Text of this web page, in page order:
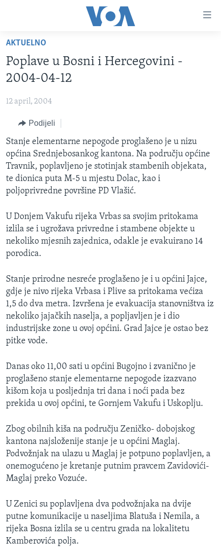
glavni
sadržaj
Pređi
na
glavnu
navigaciju
pretragu
TV PROGRAM
VIDEO
VIJESTI
SJEDINJENE AMERIČKE DRŽAVE
BOSNA I HERCEGOVINA
NAUKA I TEHNOLOGIJA
SPECIJALNI PROJEKTI
KORUPCIJA
SLOBODA MEDIJA
ŽENSKA STRANA
IZBJEGLIČKA STRANA
MAGAZIN
O GLASU AMERIKE
Learning English
PRATITE NAS
AKTUELNO
Poplave u Bosni i Hercegovini -
2004-04-12
12 april, 2004
Podijeli
Stanje elementarne nepogode proglašeno je u nizu
općina Srednjebosankog kantona. Na području općine
Travnik, poplavljeno je stotinjak stambenih objekata,
te dionica puta M-5 u mjestu Dolac, kao i
poljoprivredne površine PD Vlašić.
U Donjem Vakufu rijeka Vrbas sa svojim pritokama
izlila se i ugrožava privredne i stambene objekte u
nekoliko mjesnih zajednica, odakle je evakuirano 14
porodica.
Stanje prirodne nesreće proglašeno je i u općini Jajce,
gdje je nivo rijeka Vrbasa i Plive sa pritokama većiza
1,5 do dva metra. Izvršena je evakuacija stanovništva iz
nekoliko jajačkih naselja, a popljavljen je i dio
industrijske zone u ovoj općini. Grad Jajce je ostao bez
pitke vode.
Danas oko 11,00 sati u općini Bugojno i zvanično je
proglašeno stanje elementarne nepogode izazvano
kišom koja u posljednja tri dana i noći pada bez
prekida u ovoj općini, te Gornjem Vakufu i Uskoplju.
Zbog obilnih kiša na području Zeničko- dobojskog
kantona najsloženije stanje je u općini Maglaj.
Podvožnjak na ulazu u Maglaj je potpuno poplavljen, a
onemogućeno je kretanje putnim pravcem Zavidovići-
Maglaj preko Vozuće.
U Zenici su poplavljena dva podvožnjaka na dvije
putne komunikacije u naseljima Blatuša i Nemila, a
rijeka Bosna izlila se u centru grada na lokalitetu
Kamberovića polja.